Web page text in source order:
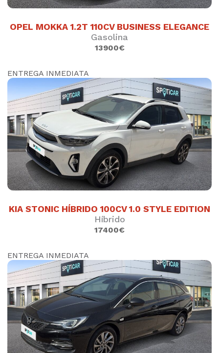
OPEL MOKKA 1.2T 110CV BUSINESS ELEGANCE
Gasolina
13900€
ENTREGA INMEDIATA
KIA STONIC HÍBRIDO 100CV 1.0 STYLE EDITION
Híbrido
17400€
DESCÚBRELO
ENTREGA INMEDIATA
OPEL ASTRA SPORT TOURER PLUS 1.2
145CV
Gasolina
100866 km.
2020()
11900 €SUJETO A FINANCIACION
DESCÚBRELO